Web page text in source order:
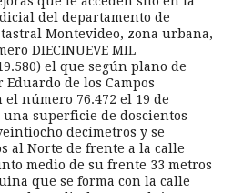
del departamento de
Montevideo, zona urbana,
DIECINUEVE MIL
el que según plano de
de los Campos
número 76.472 el 19 de
superficie de doscientos
decímetros y se
al Norte de frente a la calle
medio de su frente 33 metros
que se forma con la calle